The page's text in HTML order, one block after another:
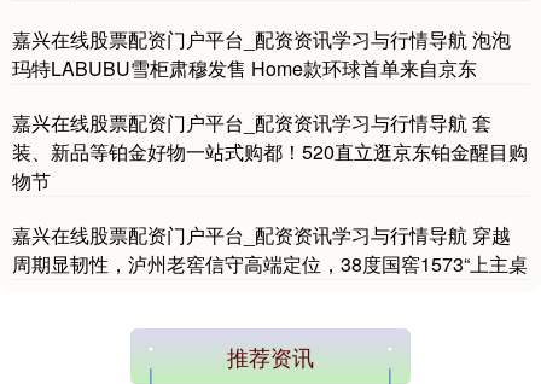
嘉兴在线股票配资门户平台_配资资讯学习与行情导航 泡泡
玛特LABUBU雪柜肃穆发售 Home款环球首单来自京东
嘉兴在线股票配资门户平台_配资资讯学习与行情导航 套
装、新品等铂金好物一站式购都！520直立逛京东铂金醒目购
物节
嘉兴在线股票配资门户平台_配资资讯学习与行情导航 穿越
周期显韧性，泸州老窖信守高端定位，38度国窖1573“上主桌
推荐资讯